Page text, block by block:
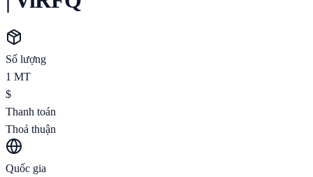
Số lượng
1 MT
$
Thanh toán
Thoả thuận
Quốc gia